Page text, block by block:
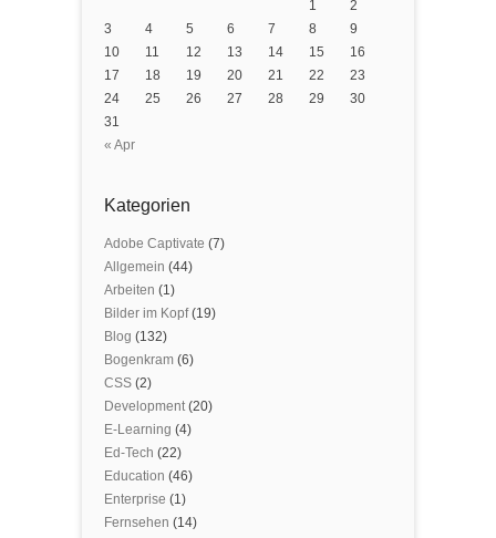
« Apr
1
2
3
4 5 6 7 8
9
10
11 12 13 14 15
16
17
18 19 20 21 22
23
24
25 26 27 28 29
30
31
Kategorien
Adobe Captivate (7)
Allgemein (44)
Arbeiten (1)
Bilder im Kopf(19)
Blog (132)
Bogenkram (6)
CSS (2)
Development(20)
E-Learning (4)
Ed-Tech (22)
Education (46)
Enterprise (1)
Fernsehen (14)